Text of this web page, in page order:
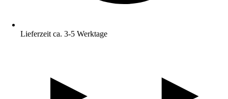
Lieferzeit ca. 3-5 Werktage